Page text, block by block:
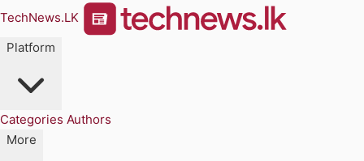
TechNews.LK
Platform
Categories Authors
More